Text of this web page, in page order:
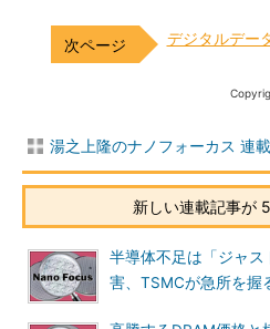
デジタルデー
湯之上隆のナノフォーカス 連
新しい連載記事が
半導体不足は「ジャ
害、TSMCが急所を握